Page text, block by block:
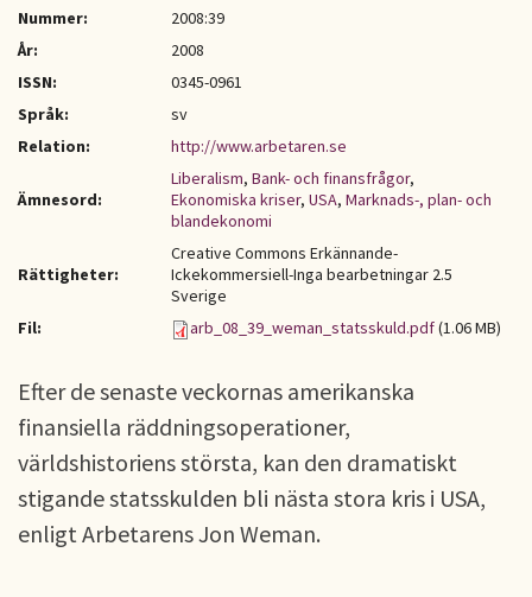
Nummer:
2008:39
År:
2008
ISSN:
0345-0961
Språk:
sv
Relation:
http://www.arbetaren.se
Ämnesord:
Liberalism, Bank- och finansfrågor,
Ekonomiska kriser, USA, Marknads-, plan- och
blandekonomi
Rättigheter:
Creative Commons Erkännande-
Ickekommersiell-Inga bearbetningar 2.5
Sverige
Fil:
arb_08_39_weman_statsskuld.pdf(1.06 MB)
Efter de senaste veckornas amerikanska
finansiella räddningsoperationer,
världshistoriens största, kan den dramatiskt
stigande statsskulden bli nästa stora kris i USA,
enligt Arbetarens Jon Weman.